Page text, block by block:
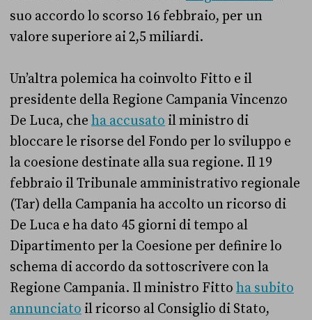
suo accordo lo scorso 16 febbraio, per un
valore superiore ai 2,5 miliardi.
Un’altra polemica ha coinvolto Fitto e il
presidente della Regione Campania Vincenzo
De Luca, che ha accusato il ministro di
bloccare le risorse del Fondo per lo sviluppo e
la coesione destinate alla sua regione. Il 19
febbraio il Tribunale amministrativo regionale
(Tar) della Campania ha accolto un ricorso di
De Luca e ha dato 45 giorni di tempo al
Dipartimento per la Coesione per definire lo
schema di accordo da sottoscrivere con la
Regione Campania. Il ministro Fitto ha subito
annunciato il ricorso al Consiglio di Stato,